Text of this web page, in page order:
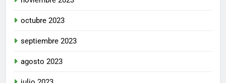
octubre 2023
septiembre 2023
agosto 2023